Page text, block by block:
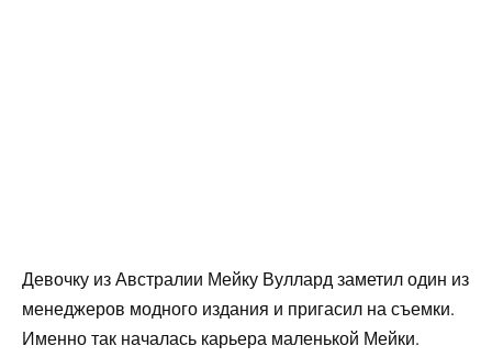
Девочку из Австралии Мейку Вуллард заметил один из
менеджеров модного издания и пригасил на съемки.
Именно так началась карьера маленькой Мейки.